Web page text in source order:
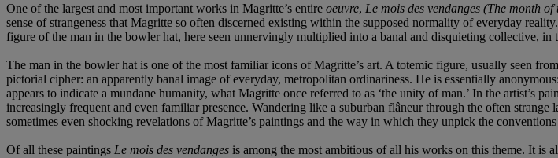
One of the largest and most important works in Magritte’s entire oeuvre, Le mois des vendanges (The month of
sense of strangeness that Magritte so often discerned existing within the supposed normality of everyday
figure of the man in the bowler hat, here seen unnervingly multiplied into a banal and disquieting collective,
The man in the bowler hat is one of the most familiar icons of Magritte’s art. A totemic figure, usually seen
pictorial cipher: an apparently banal image of everyday, metropolitan ordinariness. He is essentially
appears to indicate a mundane humanity, what Magritte once referred to as ‘the unity of man.’ In the artist’s
increasingly frequent and even familiar presence. Wandering like a suburban flâneur through the often
sometimes even shocking revelations of Magritte’s paintings and the way in which they unpick the
Of all these paintings Le mois des vendanges is among the most ambitious of all his works on this theme. It is